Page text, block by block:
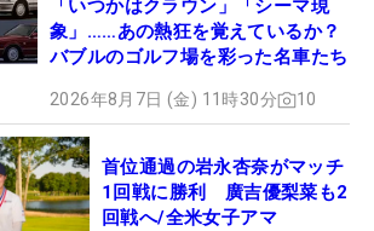
「いつかはクラウン」「シーマ現
象」……あの熱狂を覚えているか？
バブルのゴルフ場を彩った名車たち
2026年8月7日 (金) 11時30分 10
首位通過の岩永杏奈がマッチ
1回戦に勝利 廣吉優梨菜も2
回戦へ/全米女子アマ